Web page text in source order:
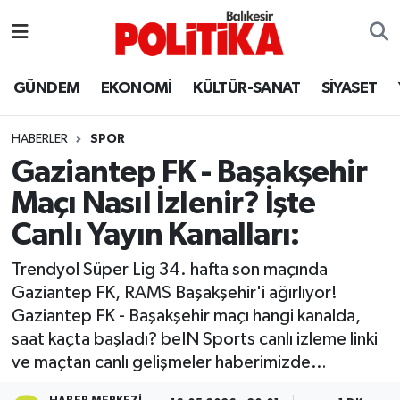
GÜNDEM EKONOMİ KÜLTÜR-SANAT SİYASET
HABERLER SPOR
Gaziantep FK - Başakşehir
Maçı Nasıl İzlenir? İşte
Canlı Yayın Kanalları:
Trendyol Süper Lig 34. hafta son maçında
Gaziantep FK, RAMS Başakşehir'i ağırlıyor!
Gaziantep FK - Başakşehir maçı hangi kanalda,
saat kaçta başladı? beIN Sports canlı izleme linki
ve maçtan canlı gelişmeler haberimizde…
Ayvalık
Balya
Bandırma
Bigadiç
BİYOGRAFİLER
Burhaniye
Balıkesir Hava Durumu
Balıkesir Namaz Vakitleri
Balıkesir Trafik Yoğunluk Haritası
Süper Lig Puan Durumu ve Fikstür
Tüm Manşetler
Son Dakika Haberleri